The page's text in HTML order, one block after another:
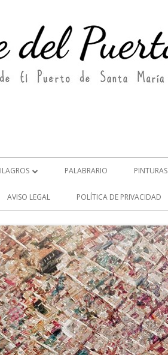
MILAGROS (2)
PALABRARIO PINTURAS
AVISO LEGAL POLÍTICA DE PRIVACIDAD